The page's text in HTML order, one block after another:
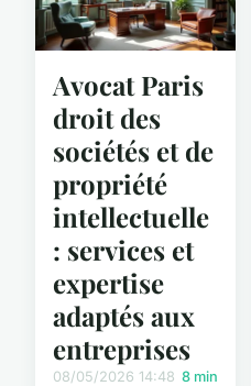
Avocat Paris
droit des
sociétés et de
propriété
intellectuelle
: services et
expertise
adaptés aux
entreprises
08/05/2026 14:48 8 min